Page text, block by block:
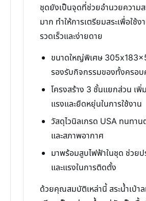
ชุดยังเป็นจุดที่ช่วยอำนวยความ
มาก ทำให้การเตรียมสระเพื่อใช้ง
รวดเร็วและง่ายดาย
ขนาดใหญ่พิเศษ
รองรับกิจกรรมของทั้งครอบ
โครงสร้าง 3 ชั้นแยกส่วน เพิ่
แรงและยืดหยุ่นในการใช้งาน
วัสดุไวนิลเกรด USA ทนทาน
และสภาพอากาศ
มาพร้อมสูบไฟฟ้าในชุด ช่วยป
และแรงในการติดตั้ง
ด้วยคุณสมบัติเหล่านี้ สระน้ำเป่า